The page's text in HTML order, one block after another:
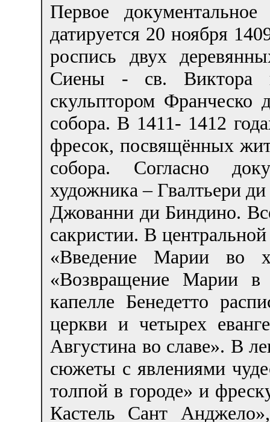
Первое
датируется 20 ноября
роспись двух
Сиены - св. Виктора
скульптором Франческо
собора. В 1411- 1412
фресок, посвящённых
собора. Согласно
художника – Гвалтьери
Джованни ди Биндино.
сакристии. В
«Введение Марии во
«Возвращение Марии в
капелле Бенедетто
церкви и четырех
Августина во славе». В
сюжеты с явлениями
толпой в городе» и
Кастель Сант